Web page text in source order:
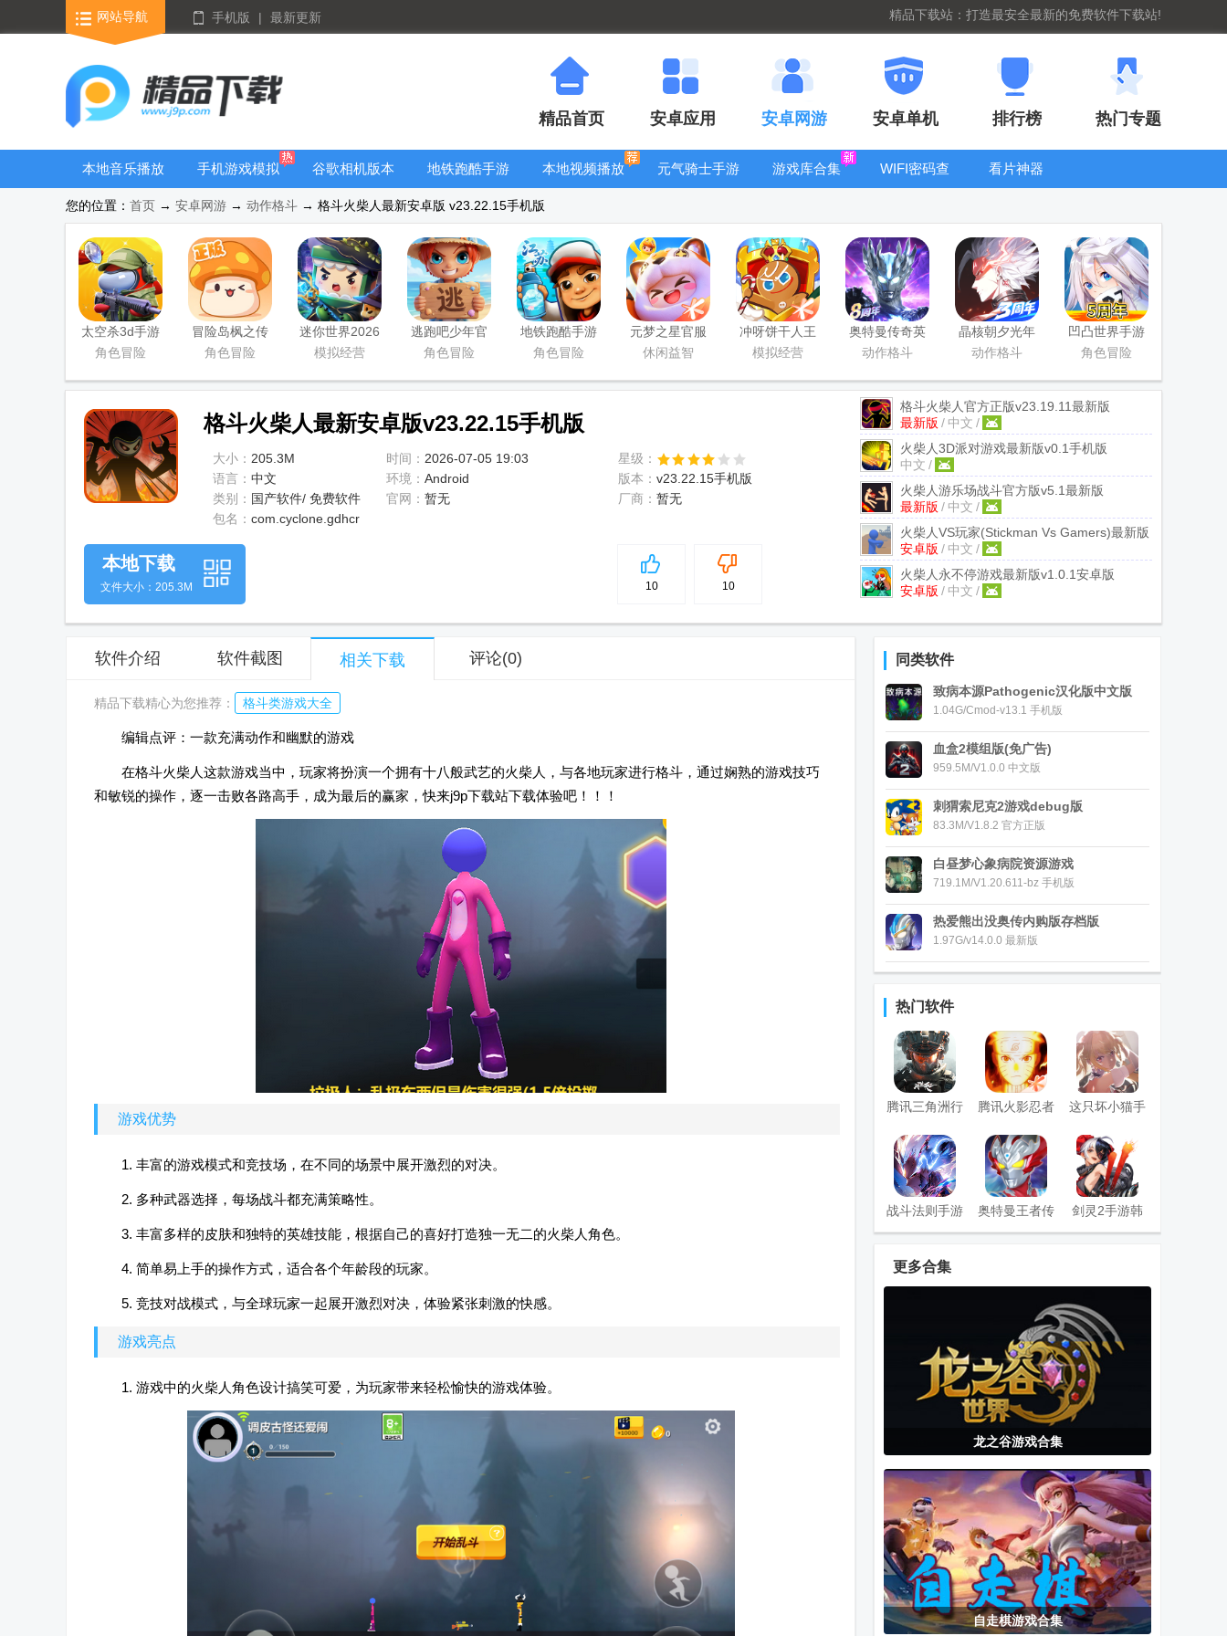
网站导航 手机版 | 最新更新 精品下载站：打造最安全最新的免费软件下载站!
精品首页 安卓应用 安卓网游 安卓单机 排行榜 热门专题
本地音乐播放
手机游戏模拟
器安卓版合集
谷歌相机版本
大全
地铁跑酷手游
本地视频播放
元气骑士手游
游戏库合集
WIFI密码查
看片神器
全
您的位置： 首页 → 安卓网游 → 动作格斗 → 格斗火柴人最新安卓版 v23.22.15手机版
太空杀3d手游
角色冒险
冒险岛枫之传
说手游
角色冒险
迷你世界2026
最新升级版
模拟经营
逃跑吧少年官
方版
角色冒险
地铁跑酷手游
国服
角色冒险
元梦之星官服
版
休闲益智
冲呀饼干人王
国手游官方版
模拟经营
奥特曼传奇英
雄手游正版
动作格斗
晶核朝夕光年
官服版
动作格斗
凹凸世界手游
正版
角色冒险
格斗火柴人最新安卓版v23.22.15手机版
大小： 205.3M 时间： 2026-07-05 19:03
星级：
语言： 中文 环境： Android 版本： v23.22.15手机版
类别： 国产软件/ 免费软件 官网： 暂无 厂商： 暂无
包名： com.cyclone.gdhcr
格斗火柴人官方正版v23.19.11最新版
最新版 / 中文 /
火柴人3D派对游戏最新版v0.1手机版
中文 /
火柴人游乐场战斗官方版v5.1最新版
最新版 / 中文 /
火柴人VS玩家(Stickman Vs Gamers)最新版
v1.0安卓版
安卓版 / 中文 /
火柴人永不停游戏最新版v1.0.1安卓版
安卓版 / 中文 /
5
10 10
本地下载
文件大小：205.3M
软件介绍 软件截图 相关下载 评论(0)
精品下载精心为您推荐： 格斗类游戏大全
编辑点评：一款充满动作和幽默的游戏
在格斗火柴人这款游戏当中，玩家将扮演一个拥有十八般武艺的火柴人，与各地玩家进行格斗，通过娴熟的游戏技巧
和敏锐的操作，逐一击败各路高手，成为最后的赢家，快来j9p下载站下载体验吧！！！
游戏优势
1. 丰富的游戏模式和竞技场，在不同的场景中展开激烈的对决。
2. 多种武器选择，每场战斗都充满策略性。
3. 丰富多样的皮肤和独特的英雄技能，根据自己的喜好打造独一无二的火柴人角色。
4. 简单易上手的操作方式，适合各个年龄段的玩家。
5. 竞技对战模式，与全球玩家一起展开激烈对决，体验紧张刺激的快感。
游戏亮点
1. 游戏中的火柴人角色设计搞笑可爱，为玩家带来轻松愉快的游戏体验。
同类软件
致病本源Pathogenic汉化版中文版
1.04G/Cmod-v13.1 手机版
血盒2模组版(免广告)
959.5M/V1.0.0 中文版
刺猬索尼克2游戏debug版
83.3M/V1.8.2 官方正版
白昼梦心象病院资源游戏
719.1M/V1.20.611-bz 手机版
热爱熊出没奥传内购版存档版
1.97G/v14.0.0 最新版
热门软件
腾讯三角洲行
动手游官方正
版
腾讯火影忍者
手游最新版
这只坏小猫手
游(わるこね)
战斗法则手游
官方版
奥特曼王者传
奇官方正版
剑灵2手游韩
服12+完整版
Mobile)
ALLSTAR拳皇
全明星
Dream edge
海外测试版
Roblox国际版
中文内置菜单
版
GBA模拟器
轻松记牌器安
卓版官方正版
我的世界烦人
的村民6.0版本
二羊jojo版手
游下载
地平线行者 烧饼修改器免 脆弱的星球龙
更多合集
龙之谷游戏合集
自走棋游戏合集